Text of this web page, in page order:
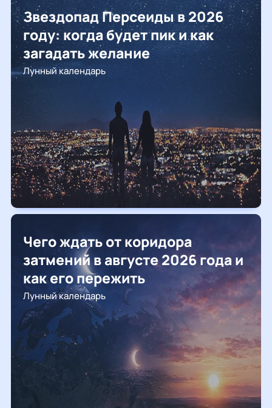
Звездопад Персеиды в 2026
году: когда будет пик и как
загадать желание
Лунный календарь
Чего ждать от коридора
затмений в августе 2026 года и
как его пережить
Лунный календарь